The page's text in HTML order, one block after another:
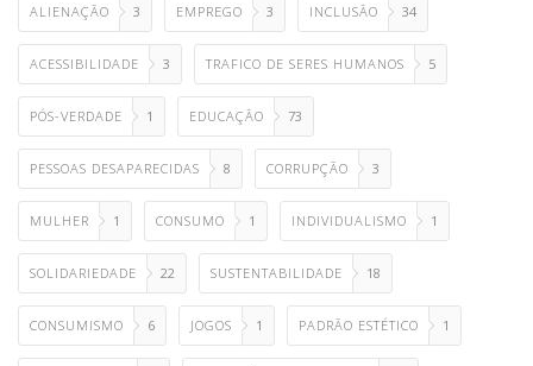
ALIENAÇÃO 3 EMPREGO 3 INCLUSÃO 34
ACESSIBILIDADE 3 TRAFICO DE SERES HUMANOS 5
PÓS-VERDADE 1 EDUCAÇÃO 73
PESSOAS DESAPARECIDAS 8 CORRUPÇÃO 3
MULHER 1 CONSUMO 1 INDIVIDUALISMO 1
SOLIDARIEDADE 22 SUSTENTABILIDADE 18
CONSUMISMO 6 JOGOS 1 PADRÃO ESTÉTICO 1